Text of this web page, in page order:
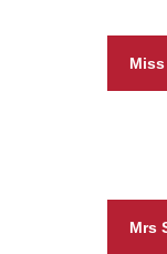
Miss
Mrs